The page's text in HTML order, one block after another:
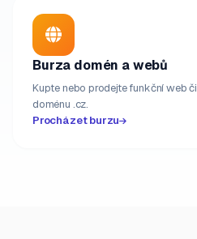
Burza domén a webů
Kupte nebo prodejte funkční web či
doménu .cz.
Procházet burzu